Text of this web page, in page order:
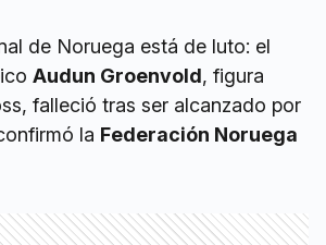
de Noruega está de luto: el
Audun Groenvold, figura
falleció tras ser alcanzado por
la Federación Noruega